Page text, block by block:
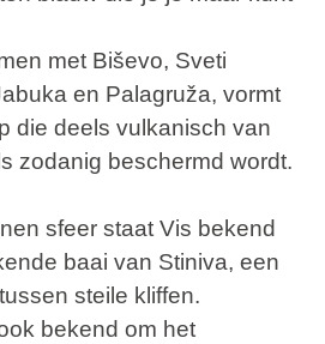
met Biševo, Sveti
en Palagruža, vormt
die deels vulkanisch van
zodanig beschermd wordt.
sfeer staat Vis bekend
baai van Stiniva, een
steile kliffen.
bekend om het